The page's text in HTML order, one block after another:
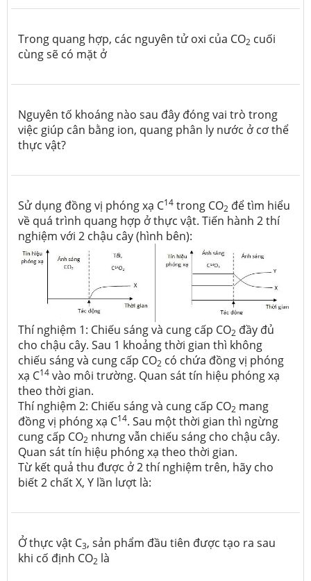
Trong quang hợp, các nguyên tử oxi của CO2 cuối
cùng sẽ có mặt ở
Nguyên tố khoáng nào sau đây đóng vai trò trong
việc giúp cân bằng ion, quang phân ly nước ở cơ thể
thực vật?
Sử dụng đồng vị phóng xạ C14 trong CO2 để tìm hiểu
về quá trình quang hợp ở thực vật. Tiến hành 2 thí
nghiệm với 2 chậu cây (hình bên):
Thí nghiệm 1: Chiếu sáng và cung cấp CO2 đầy đủ
cho chậu cây. Sau 1 khoảng thời gian thì không
chiếu sáng và cung cấp CO2 có chứa đồng vị phóng
xạ C14 vào môi trường. Quan sát tín hiệu phóng xạ
theo thời gian.
Thí nghiệm 2: Chiếu sáng và cung cấp CO2 mang
đồng vị phóng xạ C14. Sau một thời gian thì ngừng
cung cấp CO2 nhưng vẫn chiếu sáng cho chậu cây.
Quan sát tín hiệu phóng xạ theo thời gian.
Từ kết quả thu được ở 2 thí nghiệm trên, hãy cho
biết 2 chất X, Y lần lượt là:
Ở thực vật C3, sản phẩm đầu tiên được tạo ra sau
khi cố định CO2 là